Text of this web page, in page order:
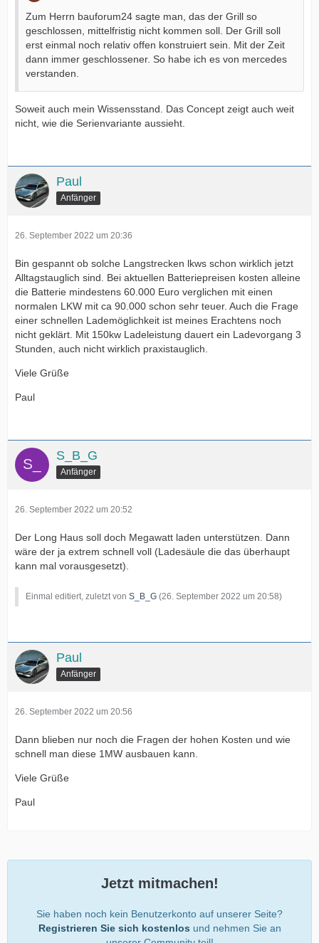
Zum Herrn bauforum24 sagte man, das der Grill so
geschlossen, mittelfristig nicht kommen soll. Der Grill soll
erst einmal noch relativ offen konstruiert sein. Mit der Zeit
dann immer geschlossener. So habe ich es von mercedes
verstanden.
Soweit auch mein Wissensstand. Das Concept zeigt auch weit
nicht, wie die Serienvariante aussieht.
Paul
Anfänger
26. September 2022 um 20:36
Bin gespannt ob solche Langstrecken lkws schon wirklich jetzt
Alltagstauglich sind. Bei aktuellen Batteriepreisen kosten alleine
die Batterie mindestens 60.000 Euro verglichen mit einen
normalen LKW mit ca 90.000 schon sehr teuer. Auch die Frage
einer schnellen Lademöglichkeit ist meines Erachtens noch
nicht geklärt. Mit 150kw Ladeleistung dauert ein Ladevorgang 3
Stunden, auch nicht wirklich praxistauglich.
Viele Grüße
Paul
S_B_G
Anfänger
26. September 2022 um 20:52
Der Long Haus soll doch Megawatt laden unterstützen. Dann
wäre der ja extrem schnell voll (Ladesäule die das überhaupt
kann mal vorausgesetzt).
Einmal editiert, zuletzt von S_B_G (26. September 2022 um 20:58)
Paul
Anfänger
26. September 2022 um 20:56
Dann blieben nur noch die Fragen der hohen Kosten und wie
schnell man diese 1MW ausbauen kann.
Viele Grüße
Paul
Jetzt mitmachen!
Sie haben noch kein Benutzerkonto auf unserer Seite?
Registrieren Sie sich kostenlos und nehmen Sie an